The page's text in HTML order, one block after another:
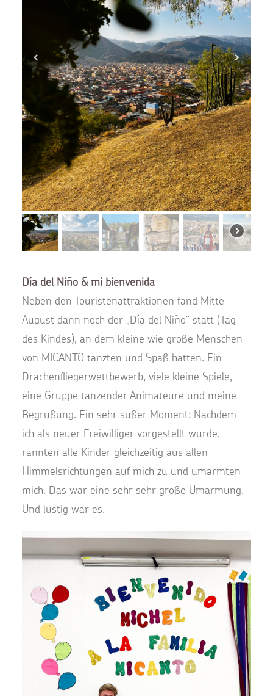
Día del Niño & mi bienvenida
Neben den Touristenattraktionen fand Mitte
August dann noch der „Día del Niño“ statt (Tag
des Kindes), an dem kleine wie große Menschen
von MICANTO tanzten und Spaß hatten. Ein
Drachenfliegerwettbewerb, viele kleine Spiele,
eine Gruppe tanzender Animateure und meine
Begrüßung. Ein sehr süßer Moment: Nachdem
ich als neuer Freiwilliger vorgestellt wurde,
rannten alle Kinder gleichzeitig aus allen
Himmelsrichtungen auf mich zu und umarmten
mich. Das war eine sehr sehr große Umarmung.
Und lustig war es.